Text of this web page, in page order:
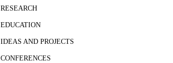
RESEARCH
EDUCATION
IDEAS AND PROJECTS
CONFERENCES